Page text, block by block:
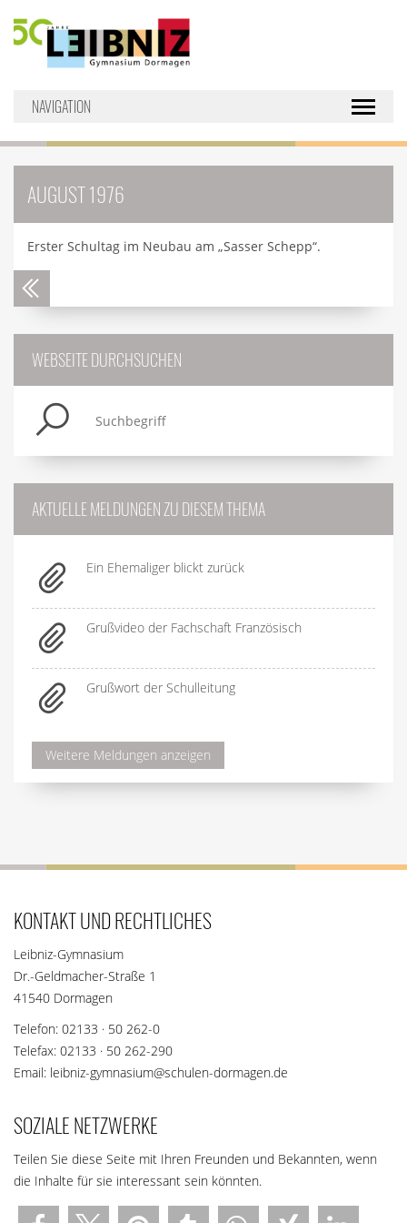
NAVIGATION Toggle
AUGUST 1976
Erster Schultag im Neubau am „Sasser Schepp“.
WEBSEITE DURCHSUCHEN
AKTUELLE MELDUNGEN ZU DIESEM THEMA
Ein Ehemaliger blickt zurück
Grußvideo der Fachschaft Französisch
Grußwort der Schulleitung
Weitere Meldungen anzeigen
KONTAKT UND RECHTLICHES
Leibniz-Gymnasium
Dr.-Geldmacher-Straße 1
41540 Dormagen
Telefon: 02133 · 50 262-0
Telefax: 02133 · 50 262-290
Email: leibniz-gymnasium@schulen-dormagen.de
SOZIALE NETZWERKE
Teilen Sie diese Seite mit Ihren Freunden und Bekannten, wenn
die Inhalte für sie interessant sein könnten.